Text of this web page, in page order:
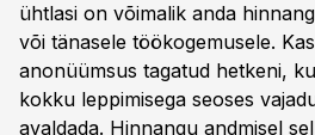
ühtlasi on võimalik anda
või tänasele töökogemusele.
anonüümsus tagatud hetkeni,
kokku leppimisega seoses
avaldada. Hinnangu andmisel